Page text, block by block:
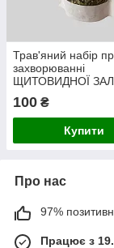
Трав'яний набір
захворюванні
ЩИТОВИДНОЇ
100 ₴
Купити
Про нас
97%
Працює з